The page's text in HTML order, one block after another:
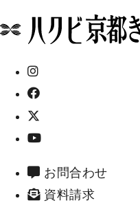
お問合わせ
資料請求